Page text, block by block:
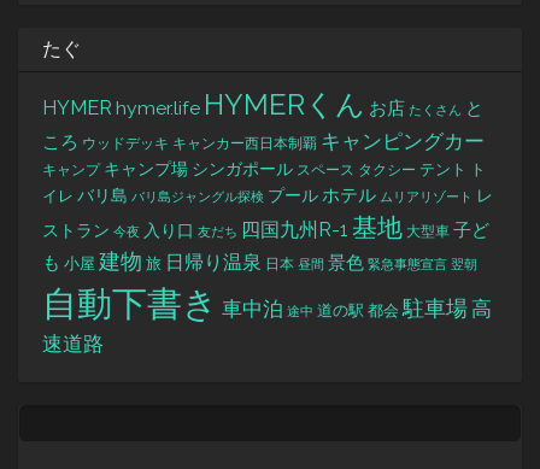
たぐ
HYMER hymer.life HYMERくん お店 たくさん と
ころ ウッドデッキ キャンカー西日本制覇 キャンピングカー
キャンプ キャンプ場 シンガポール スペース タクシー テント
ト
イレ バリ島 バリ島ジャングル探検 プールホテル ムリアリゾート
レ
ストラン 今夜 入り口 友だち 四国九州R-1 基地 大型車 子ど
も 小屋 建物 旅 日帰り温泉 日本 昼間 景色 緊急事態宣言 翌朝
自動下書き 車中泊 途中 道の駅 都会 駐車場高
速道路